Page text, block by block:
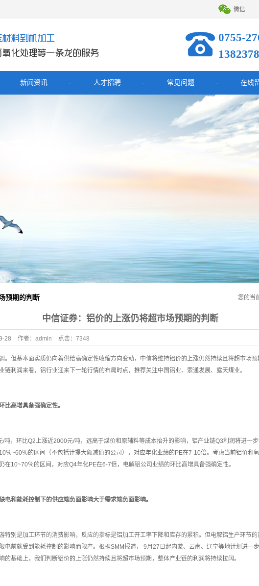
微信
0755-
新闻资讯 人才招聘 常见问题 在线
预期的判断 您的当
中信证券：铝价的上涨仍将超市场预期的判断
28 作者： admin 点击： 7348
但基本面实质仍向着供给高确定性收缩方向变动，中信将维持铝价的上涨仍然持续且将超市场
链利润来看，铝行业迎来下一轮行情的布局时点，推荐关注中国铝业、索通发展、露天煤业。
比高增具备强确定性。
环比Q2上涨近2000元/吨，远高于煤价和原辅料等成本抬升的影响，铝产业链Q3利润将进一步
％~60％的区间（不包括计提大额减值的公司），对应年化业绩的PE在7-10倍。考虑当前铝价和
在10~70％的区间，对应Q4年化PE在6-7倍，电解铝公司业绩的环比高增具备强确定性。
电和能耗控制下的供应端负面影响大于需求端负面影响。
别是加工环节的消费影响，反应的指标是铝加工开工率下降和库存的累积。但电解铝生产环节
电前就受到能耗控制的影响而限产。根据SMM报道， 9月27日起内蒙、云南、辽宁等地计划进一
的基础上，我们判断铝价的上涨仍然持续且将超市场预期，整体产业链的利润将持续拉阔。